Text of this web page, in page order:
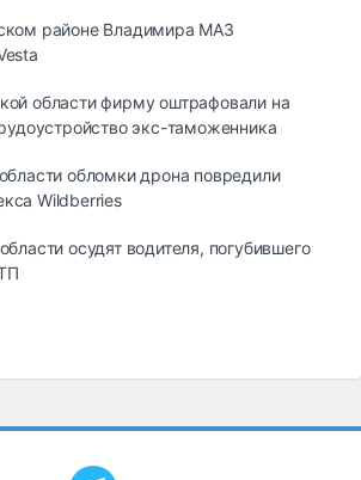
районе Владимира МАЗ
области фирму оштрафовали на
экс-таможенника
обломки дрона повредили
Wildberries
осудят водителя, погубившего